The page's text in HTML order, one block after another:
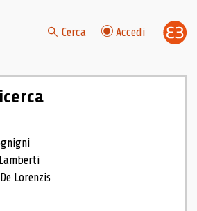
Cerca Accedi
Lorenzis